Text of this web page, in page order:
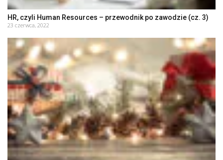
HR, czyli Human Resources – przewodnik po zawodzie (cz. 3)
23 czerwca, 2022